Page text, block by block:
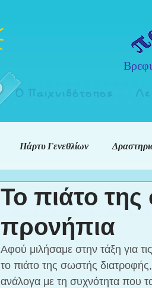
Ο Παιχνιδότοπος
Πάρτυ Γενεθλίων
Το πιάτο
προνήπια
Αφού μιλήσαμε στην τάξη για
το πιάτο της σωστής
ανάλογα με τη συχνότητα που